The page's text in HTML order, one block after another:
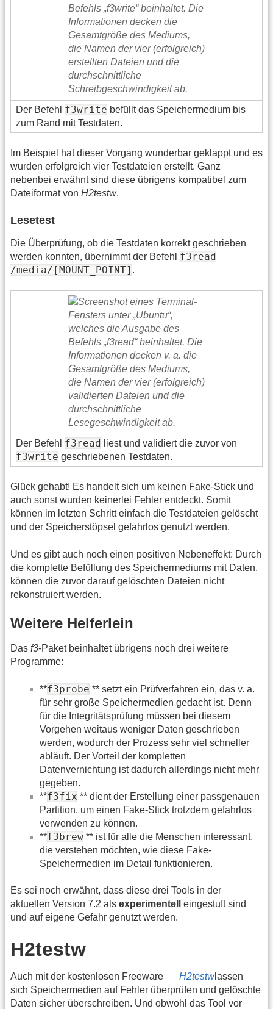
Der Befehl f3write befüllt das Speichermedium bis
zum Rand mit Testdaten.
Im Beispiel hat dieser Vorgang wunderbar geklappt und es
wurden erfolgreich vier Testdateien erstellt. Ganz
nebenbei erwähnt sind diese übrigens kompatibel zum
Dateiformat von H2testw.
Lesetest
Die Überprüfung, ob die Testdaten korrekt geschrieben
werden konnten, übernimmt der Befehl f3read
/media/[MOUNT_POINT] .
Der Befehl f3read liest und validiert die zuvor von
f3write geschriebenen Testdaten.
Glück gehabt! Es handelt sich um keinen Fake-Stick und
auch sonst wurden keinerlei Fehler entdeckt. Somit
können im letzten Schritt einfach die Testdateien gelöscht
und der Speicherstöpsel gefahrlos genutzt werden.
Und es gibt auch noch einen positiven Nebeneffekt: Durch
die komplette Befüllung des Speichermediums mit Daten,
können die zuvor darauf gelöschten Dateien nicht
rekonstruiert werden.
Weitere Helferlein
Das f3-Paket beinhaltet übrigens noch drei weitere
Programme:
**f3probe ** setzt ein Prüfverfahren ein, das v. a.
für sehr große Speichermedien gedacht ist. Denn
für die Integritätsprüfung müssen bei diesem
Vorgehen weitaus weniger Daten geschrieben
werden, wodurch der Prozess sehr viel schneller
abläuft. Der Vorteil der kompletten
Datenvernichtung ist dadurch allerdings nicht mehr
gegeben.
**f3fix ** dient der Erstellung einer passgenauen
Partition, um einen Fake-Stick trotzdem gefahrlos
verwenden zu können.
**f3brew ** ist für alle die Menschen interessant,
die verstehen möchten, wie diese Fake-
Speichermedien im Detail funktionieren.
Es sei noch erwähnt, dass diese drei Tools in der
aktuellen Version 7.2 als experimentell
eingestuft sind
und auf eigene Gefahr genutzt werden.
H2testw
Auch mit der kostenlosen Freeware H2testwlassen
sich Speichermedien auf Fehler überprüfen und gelöschte
Daten sicher überschreiben. Und obwohl das Tool vor